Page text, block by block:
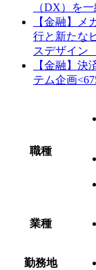
（DX）を
【金融】メ
行と新たな
スデザイン
【金融】決
テム企画
職種
業種
勤務地